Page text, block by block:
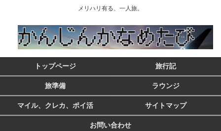
メリハリ有る、一人旅。
トップページ 旅行記
旅準備 ラウンジ
マイル、クレカ、ポイ活 サイトマップ
お問い合わせ